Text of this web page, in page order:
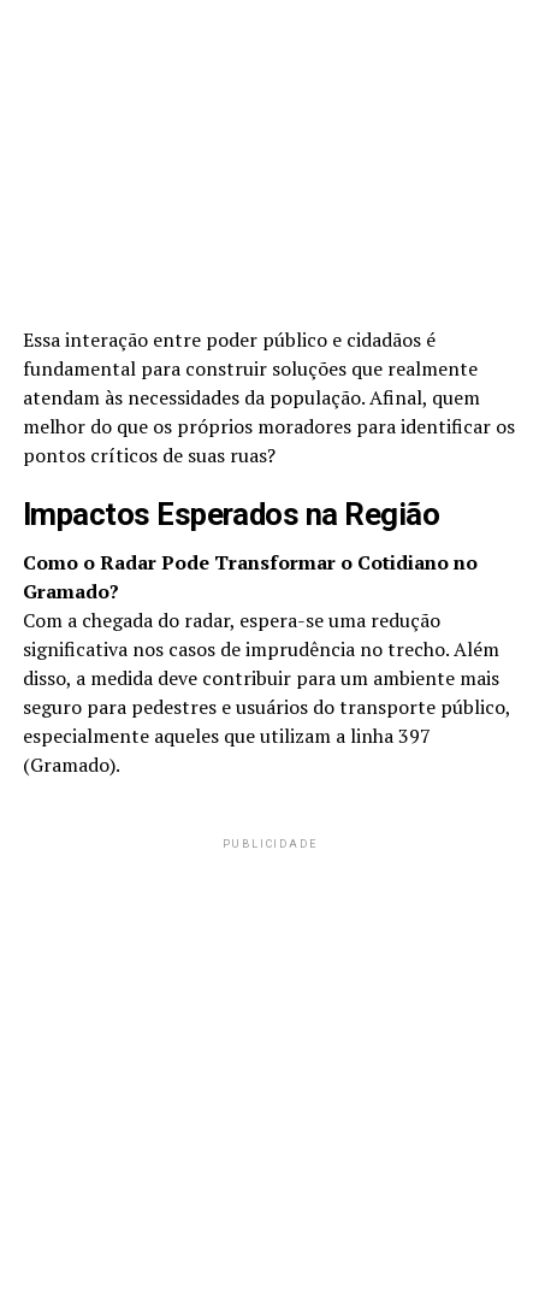
Essa interação entre poder público e cidadãos é
fundamental para construir soluções que realmente
atendam às necessidades da população. Afinal, quem
melhor do que os próprios moradores para identificar os
pontos críticos de suas ruas?
Impactos Esperados na Região
Como o Radar Pode Transformar o Cotidiano no
Gramado?
Com a chegada do radar, espera-se uma redução
significativa nos casos de imprudência no trecho. Além
disso, a medida deve contribuir para um ambiente mais
seguro para pedestres e usuários do transporte público,
especialmente aqueles que utilizam a linha 397
(Gramado).
PUBLICIDADE